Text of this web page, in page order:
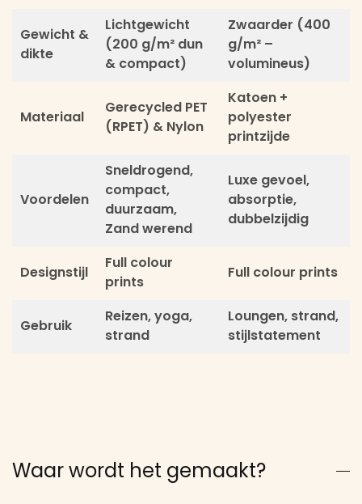
Gewicht &
dikte
Lichtgewicht
(200 g/m² dun
& compact)
Zwaarder (400
g/m² –
volumineus)
Materiaal
Gerecycled PET
(RPET) & Nylon
Katoen +
polyester
printzijde
Voordelen
Sneldrogend,
compact,
duurzaam,
Zand werend
Luxe gevoel,
absorptie,
dubbelzijdig
Designstijl
Full colour
prints
Full colour prints
Gebruik
Reizen, yoga,
strand
Loungen, strand,
stijlstatement
Waar wordt het gemaakt?